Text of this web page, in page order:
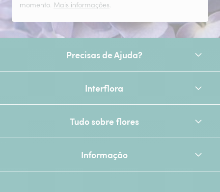
momento. Mais informações.
Precisas de Ajuda?
Interflora
Tudo sobre flores
Informação